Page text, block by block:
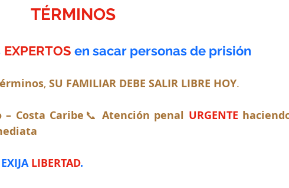
TÉRMINOS
EXPERTOS en sacar personas de prisión
, SU FAMILIAR DEBE SALIR LIBRE HOY.
Costa Caribe 📞 Atención penal URGENTE
LIBERTAD.